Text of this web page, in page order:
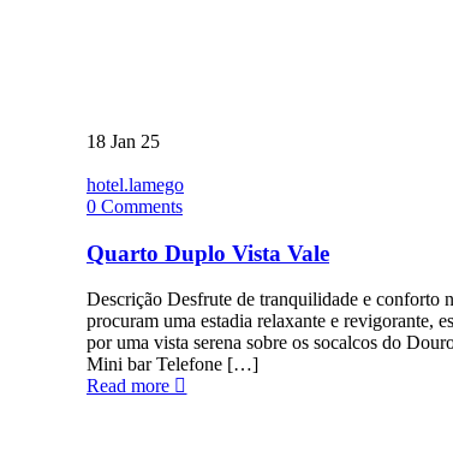
18 Jan 25
hotel.lamego
0 Comments
Quarto Duplo Vista Vale
Descrição Desfrute de tranquilidade e conforto
procuram uma estadia relaxante e revigorante,
por uma vista serena sobre os socalcos do
Mini bar Telefone […]
Read more